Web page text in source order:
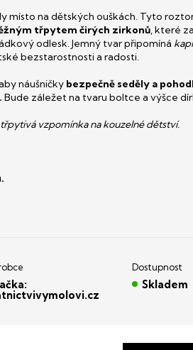
místo na dětských ouškách. Tyto
třpytem čirých zirkonů, které
odlesk. Jemný tvar připomíná
bezstarostnosti a radosti.
náušničky bezpečně seděly a
Bude záležet na tvaru boltce a výšce
vzpomínka na kouzelné dětství.
Skladem